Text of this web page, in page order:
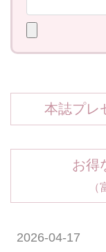
本誌プレ
お得
（
2026-04-17